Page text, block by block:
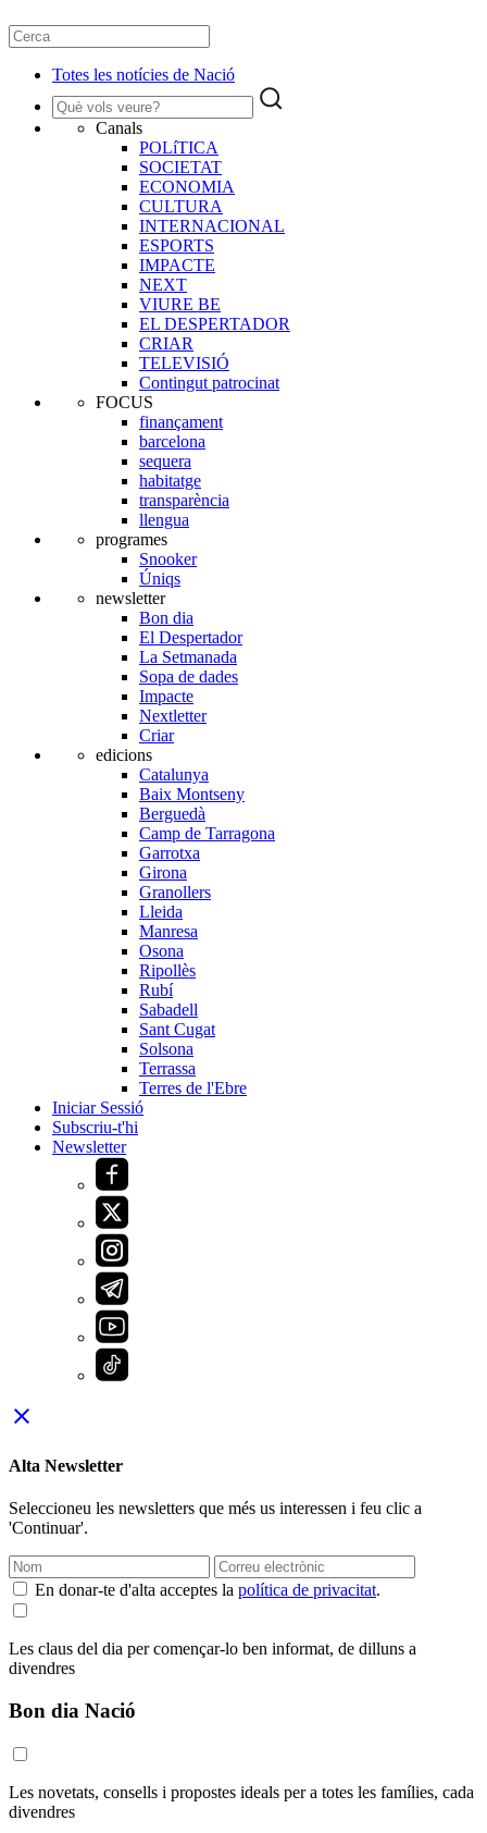
Totes les notícies de Nació
Canals
POLíTICA
SOCIETAT
ECONOMIA
CULTURA
INTERNACIONAL
ESPORTS
IMPACTE
NEXT
VIURE BE
EL DESPERTADOR
CRIAR
TELEVISIÓ
Contingut patrocinat
FOCUS
finançament
barcelona
sequera
habitatge
transparència
llengua
programes
Snooker
Úniqs
newsletter
Bon dia
El Despertador
La Setmanada
Sopa de dades
Impacte
Nextletter
Criar
edicions
Catalunya
Baix Montseny
Berguedà
Camp de Tarragona
Garrotxa
Girona
Granollers
Lleida
Manresa
Osona
Ripollès
Rubí
Sabadell
Sant Cugat
Solsona
Terrassa
Terres de l'Ebre
Iniciar Sessió
Subscriu-t'hi
Newsletter
close
Alta Newsletter
Seleccioneu les newsletters que més us interessen i feu clic a
'Continuar'.
En donar-te d'alta acceptes la política de privacitat.
Les claus del dia per començar-lo ben informat, de dilluns a
divendres
Bon dia Nació
Les novetats, consells i propostes ideals per a totes les famílies, cada
divendres